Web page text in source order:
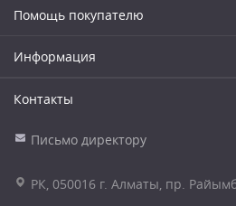
Помощь покупателю
Информация
Контакты
Письмо директору
РК, 050016 г. Алматы, пр.